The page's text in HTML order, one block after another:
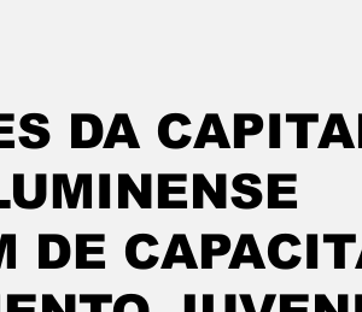
Barra do Piraí Barra
Palavra
DA
DE